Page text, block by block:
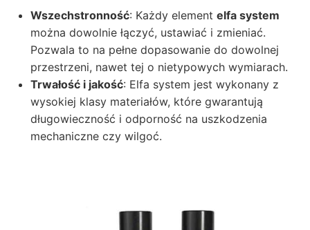
Wszechstronność: Każdy element elfa system
można dowolnie łączyć, ustawiać i zmieniać.
Pozwala to na pełne dopasowanie do dowolnej
przestrzeni, nawet tej o nietypowych wymiarach.
Trwałość i jakość: Elfa system jest wykonany z
wysokiej klasy materiałów, które gwarantują
długowieczność i odporność na uszkodzenia
mechaniczne czy wilgoć.